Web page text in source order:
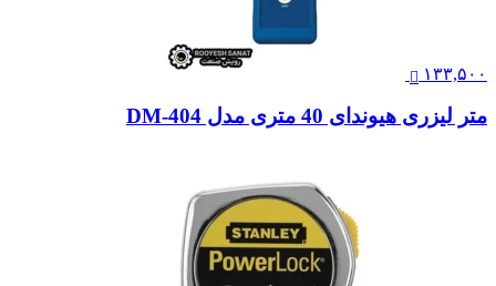
۱۳۳,۵۰۰
متر لیزری هیوندای 40 متری مدل 404-DM